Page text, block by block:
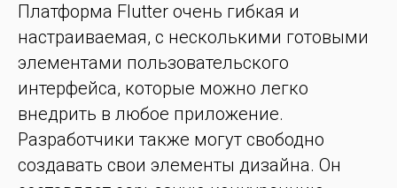
Платформа Flutter очень гибкая и
настраиваемая, с несколькими готовыми
элементами пользовательского
интерфейса, которые можно легко
внедрить в любое приложение.
Разработчики также могут свободно
создавать свои элементы дизайна. Он